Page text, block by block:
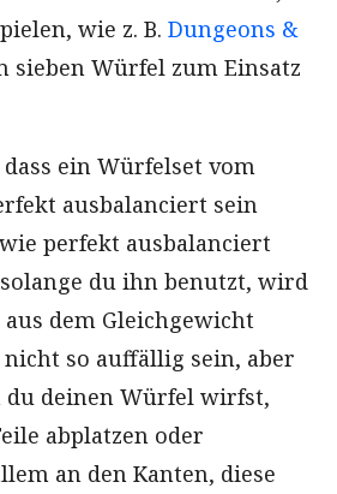
wie z. B. Dungeons &
sieben Würfel zum Einsatz
ein Würfelset vom
ausbalanciert sein
perfekt ausbalanciert
du ihn benutzt, wird
dem Gleichgewicht
nicht so auffällig sein, aber
du deinen Würfel wirfst,
abplatzen oder
an den Kanten, diese